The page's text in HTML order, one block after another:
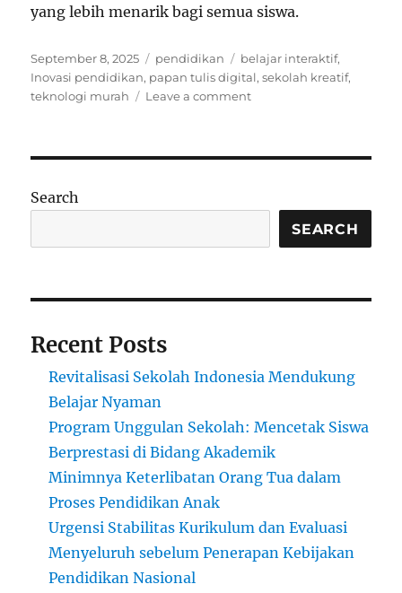
yang lebih menarik bagi semua siswa.
Posted
on
September 8, 2025 Categories
pendidikan Tags
belajar interaktif,
Inovasi pendidikan, papan tulis digital,sekolah kreatif,
teknologi murah
Leave a commenton
Tua:
Kreativitas
Sekolah
Search
SEARCH
Recent Posts
Revitalisasi Sekolah Indonesia Mendukung
Belajar Nyaman
Program Unggulan Sekolah: Mencetak Siswa
Berprestasi di Bidang Akademik
Minimnya Keterlibatan Orang Tua dalam
Proses Pendidikan Anak
Urgensi Stabilitas Kurikulum dan Evaluasi
Menyeluruh sebelum Penerapan Kebijakan
Pendidikan Nasional